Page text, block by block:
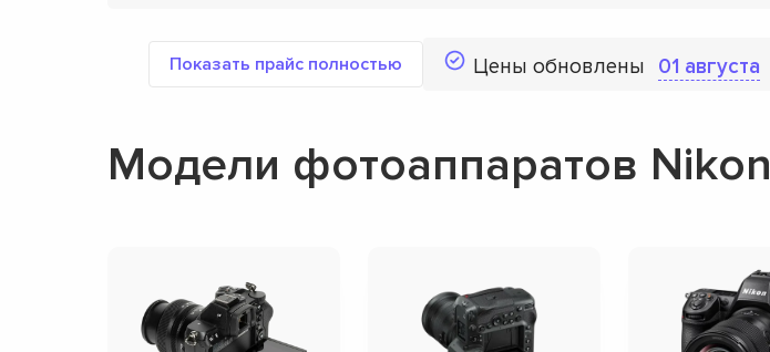
Показать прайс полностью Цены обновлены 01 августа
Модели фотоаппаратов Nikon